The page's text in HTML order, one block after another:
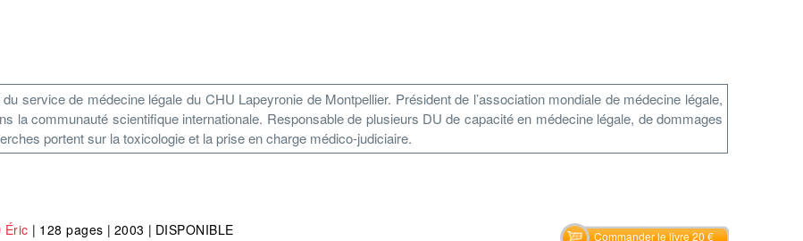
service de médecine légale du CHU Lapeyronie de Montpellier. Président de l’association mondiale de médecine légale,
la communauté scientifique internationale. Responsable de plusieurs DU de capacité en médecine légale, de dommages
portent sur la toxicologie et la prise en charge médico-judiciaire.
Éric | 128 pages | 2003 | DISPONIBLE
Commander le livre 20 €